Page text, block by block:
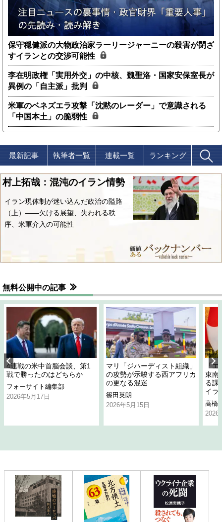
保守穏健派の大物政治家ラーリージャーニーの殺害が閉ざ
すイランとの交渉可能性
李在明政権「実用外交」の中核、魏聖洛・国家安保室長が
異例の「自主派」批判
米軍のベネズエラ攻撃「沈黙のレーダー」で意識される
「中国本土」の脆弱性
最新記事 執筆者一覧 連載一覧 ランキング
村上拓哉：混沌のイラン情勢
イラン現体制が迷い込んだ政治の隘路
（上）――欠ける展望、失われる秩
序、米軍介入の可能性
無料公開中の記事
4連戦の米中首脳会談、第1
戦で勝ったのはどちらか
フォーサイト編集部
2026年5月17日
マリ「ジハーディスト組織」
の攻勢が示唆する西アフリカ
の更なる混迷
篠田英朗
2026年5月15日
「
東南
る課
イラ
高橋
2026